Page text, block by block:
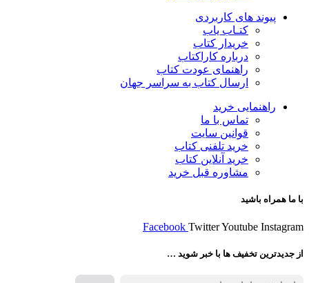
پیوند های کاربردی
کتـاب یاب
خریدار کتاب
درباره کاراکتاب
راهنمای عودت کتاب
ارسال کتاب به سراسر جهان
راهنمایی خرید
تماس با ما
قوانین سایت
خرید تلفنی کتاب
خرید آنلاین کتاب
مشاوره قبل خرید
با ما همراه باشید
Facebook TwitterYoutube Instagram
از جدیدترین تخفیف ها با خبر شوید …